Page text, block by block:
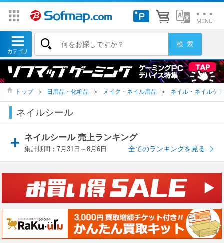
トップ ＞ 日用品・化粧品 ＞ メイク・ネイル用品 ＞ ネイル・ネイルケア
ネイルシール
ネイルシール 売上ランキング
集計期間：7月31日～8月6日 全てのランキングを見る